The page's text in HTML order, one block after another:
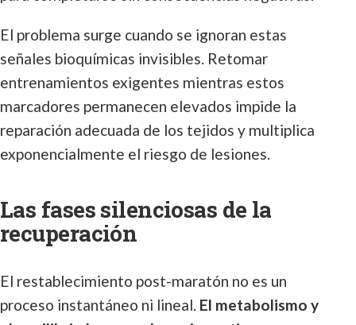
El problema surge cuando se ignoran estas
señales bioquímicas invisibles. Retomar
entrenamientos exigentes mientras estos
marcadores permanecen elevados impide la
reparación adecuada de los tejidos y multiplica
exponencialmente el riesgo de lesiones.
Las fases silenciosas de la
recuperación
El restablecimiento post-maratón no es un
proceso instantáneo ni lineal. El metabolismo y